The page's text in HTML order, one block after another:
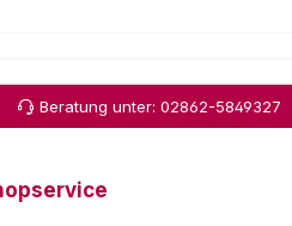
Beratung unter: 02862-5849327